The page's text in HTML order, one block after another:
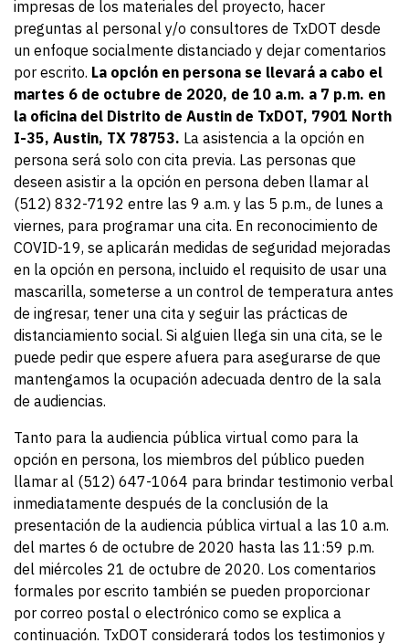
impresas de los materiales del proyecto, hacer
preguntas al personal y/o consultores de TxDOT desde
un enfoque socialmente distanciado y dejar comentarios
por escrito. La opción en persona se llevará a cabo el
martes 6 de octubre de 2020, de 10 a.m. a 7 p.m. en
la oficina del Distrito de Austin de TxDOT, 7901 North
I-35, Austin, TX 78753. La asistencia a la opción en
persona será solo con cita previa. Las personas que
deseen asistir a la opción en persona deben llamar al
(512) 832-7192 entre las 9 a.m. y las 5 p.m., de lunes a
viernes, para programar una cita. En reconocimiento de
COVID-19, se aplicarán medidas de seguridad mejoradas
en la opción en persona, incluido el requisito de usar una
mascarilla, someterse a un control de temperatura antes
de ingresar, tener una cita y seguir las prácticas de
distanciamiento social. Si alguien llega sin una cita, se le
puede pedir que espere afuera para asegurarse de que
mantengamos la ocupación adecuada dentro de la sala
de audiencias.
Tanto para la audiencia pública virtual como para la
opción en persona, los miembros del público pueden
llamar al (512) 647-1064 para brindar testimonio verbal
inmediatamente después de la conclusión de la
presentación de la audiencia pública virtual a las 10 a.m.
del martes 6 de octubre de 2020 hasta las 11:59 p.m.
del miércoles 21 de octubre de 2020. Los comentarios
formales por escrito también se pueden proporcionar
por correo postal o electrónico como se explica a
continuación. TxDOT considerará todos los testimonios y